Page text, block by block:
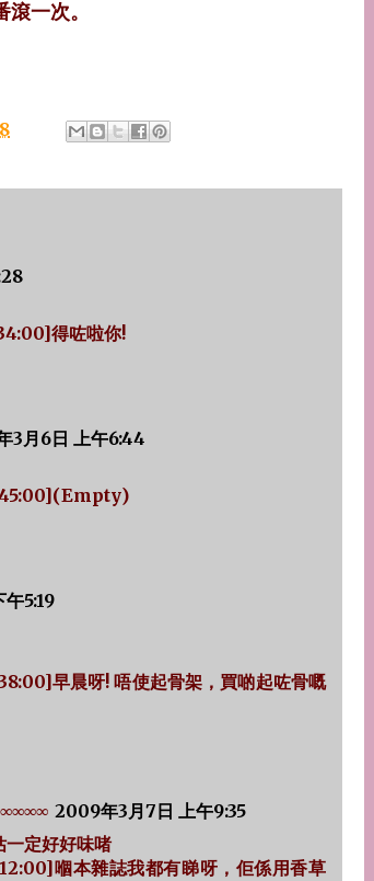
滾一次。
得咗啦你!
3月6日 上午6:44
5:19
早晨呀! 唔使起骨架，買啲起咗骨嘅
2009年3月7日 上午9:35
一定好好味啫
嗰本雜誌我都有睇呀，佢係用香草